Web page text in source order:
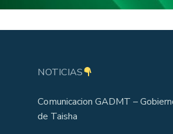
NOTICIAS
Comunicacion GADMT –
de Taisha